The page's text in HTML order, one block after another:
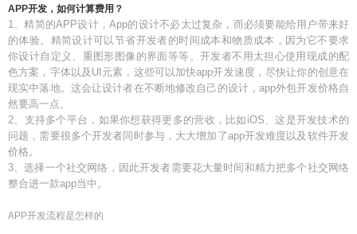
APP开发，如何计算费用？
1、精简的APP设计，App的设计不必太过复杂，而必须要能给用户带来好
的体验。精简设计可以节省开发者的时间成本和物质成本，因为它不要求
你设计自定义、重图形图像的界面等等。开发者不用太担心使用现成的配
色方案，字体以及UI元素，这些可以加快app开发速度，尽快让你的创意在
现实中落地。这会让设计者在不断地修改自己的设计，app外包开发价格自
然要高一点。
2、支持多个平台，如果你想获得更多的营收，比如iOS、这是开发技术的
问题，需要很多个开发者同时参与，大大增加了app开发难度以及软件开发
价格。
3、选择一个社交网络，因此开发者需要花大量时间和精力把多个社交网络
整合进一款app当中。
APP开发流程是怎样的